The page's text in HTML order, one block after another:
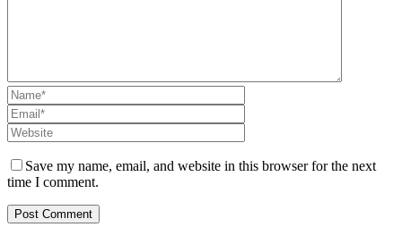
Save my name, email, and website in this browser for the next
time I comment.